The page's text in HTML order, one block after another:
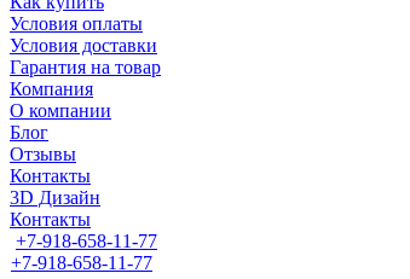
Условия оплаты
Условия доставки
Гарантия на товар
Компания
О компании
Блог
Отзывы
Контакты
3D Дизайн
Контакты
+7-918-658-11-77
+7-918-658-11-77